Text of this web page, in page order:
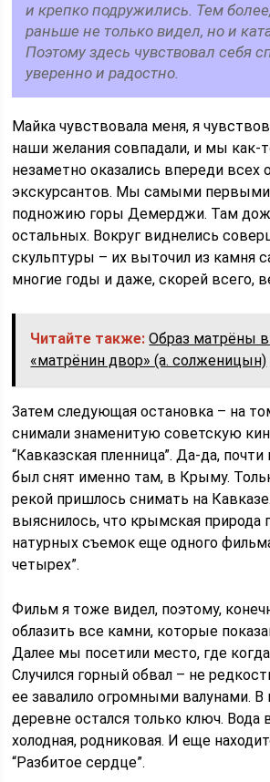
и крепко подружились. Тем
раньше не только видел, но и
Поэтому здесь чувствовал себя
уверенно и радостно.
Майка чувствовала меня, я
наши желания совпадали, и мы как-
незаметно оказались впереди всех
экскурсантов. Мы самыми первыми
подножию горы Демерджи. Там
остальных. Вокруг виднелись
скульптуры – их выточил из камня
многие годы и даже, скорей всего,
Читайте также: Образ матрёны в
«матрёнин двор» (а. солженицын)
Затем следующая остановка – на
снимали знаменитую советскую
“Кавказская пленница”. Да-да,
был снят именно там, в Крыму.
рекой пришлось снимать на
выяснилось, что крымская природа
натурных съемок еще одного
четырех”.
Фильм я тоже видел, поэтому,
облазить все камни, которые
Далее мы посетили место, где
Случился горный обвал – не
ее завалило огромными валунами. В
деревне остался только ключ. Вода
холодная, родниковая. И еще
“Разбитое сердце”.